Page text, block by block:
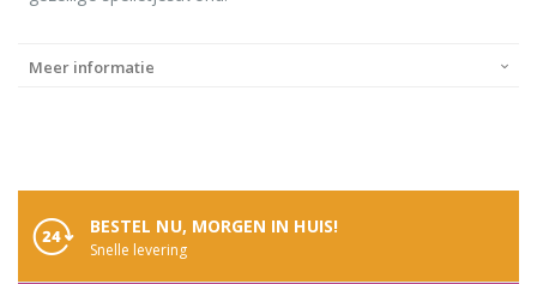
Meer informatie
BESTEL NU, MORGEN IN HUIS!
Snelle levering